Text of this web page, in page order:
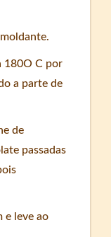
180O C por
a parte de
de
passadas
e leve ao